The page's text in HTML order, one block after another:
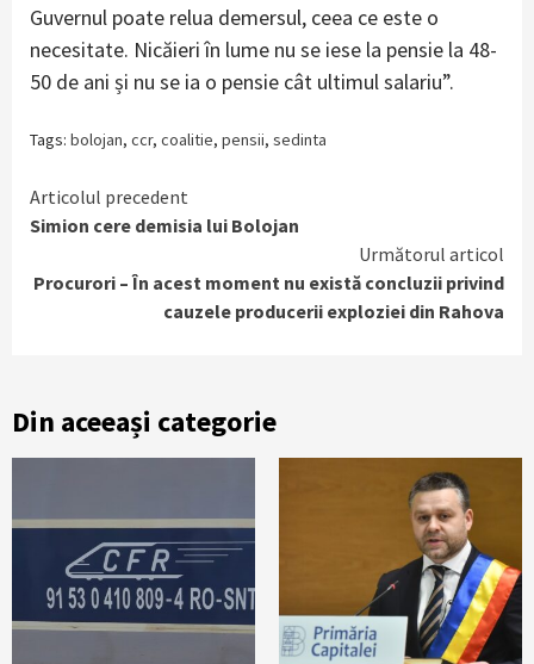
Guvernul poate relua demersul, ceea ce este o
necesitate. Nicăieri în lume nu se iese la pensie la 48-
50 de ani și nu se ia o pensie cât ultimul salariu”.
Tags: bolojan, ccr, coalitie, pensii, sedinta
Continue
Articolul precedent
Simion cere demisia lui Bolojan
Următorul articol
Procurori – În acest moment nu există concluzii privind
cauzele producerii exploziei din Rahova
Din aceeași categorie